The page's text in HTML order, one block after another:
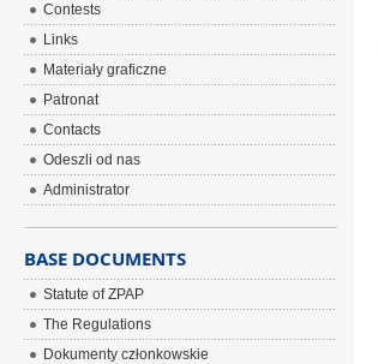
Contests
Links
Materiały graficzne
Patronat
Contacts
Odeszli od nas
Administrator
BASE DOCUMENTS
Statute of ZPAP
The Regulations
Dokumenty członkowskie